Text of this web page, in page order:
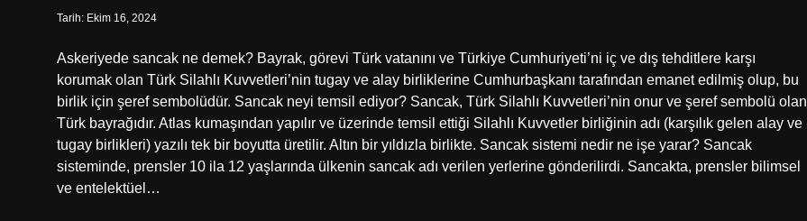
Tarih: Ekim 16, 2024
Askeriyede sancak ne demek? Bayrak, görevi Türk vatanını ve Türkiye Cumhuriyeti’ni iç ve dış tehditlere karşı
korumak olan Türk Silahlı Kuvvetleri’nin tugay ve alay birliklerine Cumhurbaşkanı tarafından emanet edilmiş olup, bu
birlik için şeref sembolüdür. Sancak neyi temsil ediyor? Sancak, Türk Silahlı Kuvvetleri’nin onur ve şeref sembolü olan
Türk bayrağıdır. Atlas kumaşından yapılır ve üzerinde temsil ettiği Silahlı Kuvvetler birliğinin adı (karşılık gelen alay ve
tugay birlikleri) yazılı tek bir boyutta üretilir. Altın bir yıldızla birlikte. Sancak sistemi nedir ne işe yarar? Sancak
sisteminde, prensler 10 ila 12 yaşlarında ülkenin sancak adı verilen yerlerine gönderilirdi. Sancakta, prensler bilimsel
ve entelektüel…